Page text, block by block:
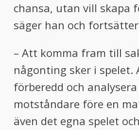
chansa, utan vill skapa
säger han och
– Att komma fram till
någonting sker i spelet.
förberedd och
motståndare före en
även det egna spelet